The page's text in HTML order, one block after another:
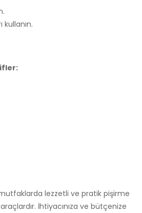
kullanın.
lezzetli ve pratik pişirme
İhtiyacınıza ve bütçenize